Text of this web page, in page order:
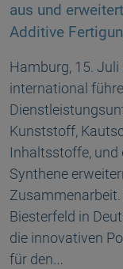
aus und
Additive
Hamburg, 15.
international
Kunststoff,
Inhaltsstoffe, und
Synthene
Biesterfeld in
die innovativen
für den…